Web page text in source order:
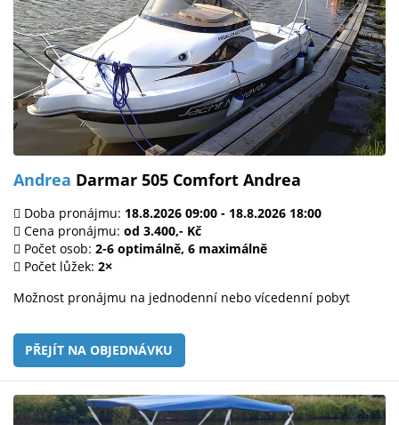
Andrea Darmar 505 Comfort Andrea
Doba pronájmu: 18.8.2026 09:00 - 18.8.2026 18:00
Cena pronájmu: od 3.400,- Kč
Počet osob: 2-6 optimálně, 6 maximálně
Počet lůžek: 2×
Možnost pronájmu na jednodenní nebo vícedenní pobyt
PŘEJÍT NA OBJEDNÁVKU